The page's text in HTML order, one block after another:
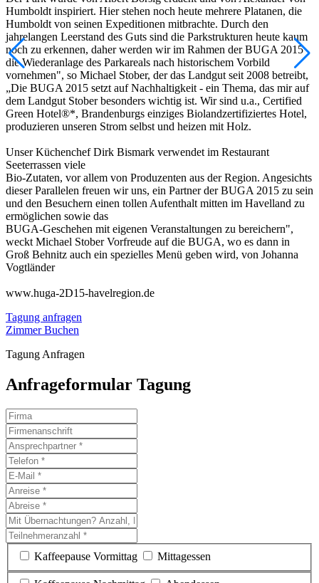
Humboldt inspiriert. Hier stehen noch heute mehrere Platanen, die
Humboldt von seinen Expeditionen mitbrachte. Durch den
jahrelangen Leerstand des Guts sind die Parkstrukturen heute kaum
noch zu erkennen, daher werden wir im Rahmen der BUGA 2015
die Wiederanlage des Parkareals nach historischem Vorbild
vornehmen", so Michael Stober, der das Landgut seit 2008 betreibt,
„Die BUGA 2015 setzt auf Nachhaltigkeit - ein Thema, das mir auf
dem Landgut Stober besonders wichtig ist. Wir sind u.a., Certified
Green Hotel®*, Brandenburgs einziges Biolandzertifiziertes Hotel,
produzieren unseren Strom selbst und heizen mit Holz.
Unser Küchenchef Dirk Bismark verwendet im Restaurant
Seeterrassen viele
Bio-Zutaten, vor allem von Produzenten aus der Region. Angesichts
dieser Parallelen freuen wir uns, ein Partner der BUGA 2015 zu sein
und den Besuchern einen tollen Aufenthalt mitten im Havelland zu
ermöglichen sowie das
BUGA-Geschehen mit eigenen Veranstaltungen zu bereichern",
weckt Michael Stober Vorfreude auf die BUGA, wo es dann in
Groß Behnitz auch ein spezielles Menü geben wird, von Johanna
Vogtländer
www.huga-2D15-havelregion.de
Tagung anfragen
Zimmer Buchen
Tagung Anfragen
Anfrageformular Tagung
Kaffeepause Vormittag Mittagessen